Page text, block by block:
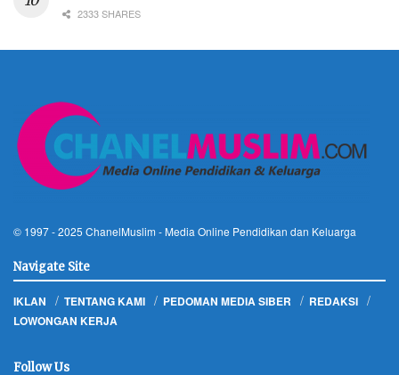
2333 SHARES
© 1997 - 2025 ChanelMuslim - Media Online Pendidikan dan Keluarga
Navigate Site
IKLAN TENTANG KAMI PEDOMAN MEDIA SIBER
REDAKSI
LOWONGAN KERJA
Follow Us